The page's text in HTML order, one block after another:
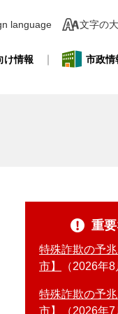
language 文字の
け情報 市政情
重
特殊詐欺の予
市】
2026年
特殊詐欺の予
市】
2026年